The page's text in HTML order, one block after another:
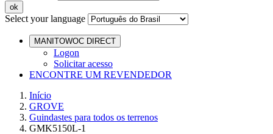
Select your language
MANITOWOC DIRECT
Logon
Solicitar acesso
ENCONTRE UM REVENDEDOR
Início
GROVE
Guindastes para todos os terrenos
GMK5150L-1